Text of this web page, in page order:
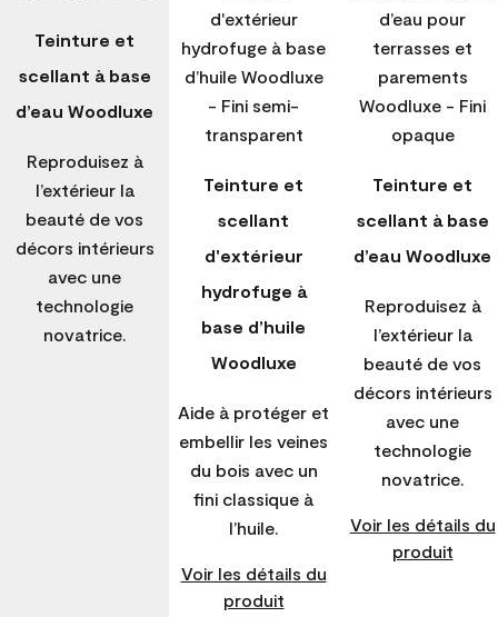
Teinture et
scellant à base
d’eau Woodluxe
Reproduisez à
l’extérieur la
beauté de vos
décors intérieurs
avec une
technologie
novatrice.
Teinture et
scellant
d'extérieur
hydrofuge à
base d’huile
Woodluxe
Aide à protéger et
embellir les veines
du bois avec un
fini classique à
l’huile.
Voir les détails du
produit
Teinture et
scellant à base
d’eau Woodluxe
Reproduisez à
l’extérieur la
beauté de vos
décors intérieurs
avec une
technologie
novatrice.
Voir les détails du
produit